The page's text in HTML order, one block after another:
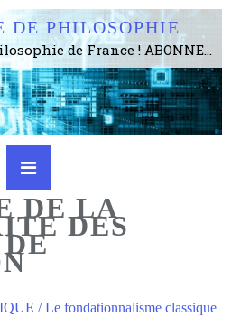
DE PHILOSOPHIE
Le plus gros site de philosophie de France ! ABONNEZ-VOUS ! 4115 Articles, 1634 abonné·e·s, depuis 2006 . . . . . . . . 2 852 214 pages vues jusqu'à présent. Prestance et être apte à un plus grand nombre de choses.
DE LA
DES
/ Le fondationnalisme classique